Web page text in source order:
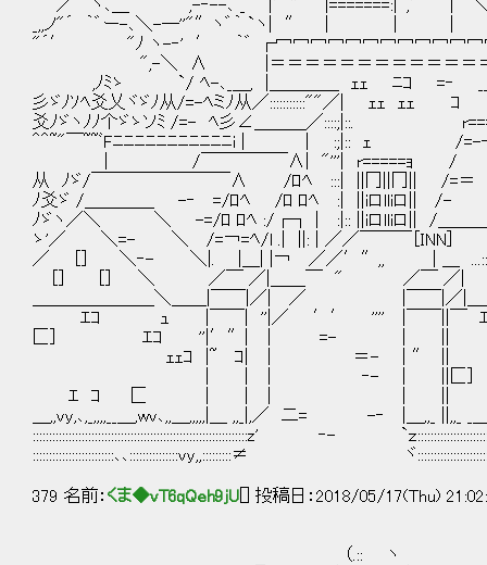
／⌒ヽ､＿ ,-‐--､ _ |′″ |=======:|゛,′ | ＼
_,,ノ"´ ｀゛ー-､＼-─''"″ヽ゛｀ `ヽ| ″ | | | |/＿
"´′ "ﾉ ヽ-‐' ′ ｀゛ ┌冖冖冖冖冖冖冖冖冖冖冖冖冖
",-＼ ∧ |＝＝＝＝＝＝＝＝＝＝＝＝＝＝
,ﾉﾐゝ `/ ﾍ-､_＿, |＿＿＿＿ ｪｪ ﾆｺ =‐
彡ゞﾉｿﾍ爻乂ヾゞﾉ从/=-ﾍミﾉ从／:::::::::::""／| ｪｪ
爻ﾉゞヽﾉﾉ个ゞゝソﾐ /=- ﾍ彡∠＿＿＿／::::;|::.
＾＾~"￣~~ﾞFﾆﾆﾆﾆﾆﾆﾆﾆﾆﾆﾆi | | :;|:: ｪ /
| /￣￣￣￣￣∧| "'''| r=====ｮ /
从 ﾉゞ/￣￣￣￣￣￣￣￣∧ /ﾛﾍ :::| ||冂||冂||
ﾉ爻ゞ /＿＿＿＿ -‐ =/ﾛﾍ /ﾛ ﾛﾍ :| ||iロlliロ||
ﾉゞヽ／＼ ＼ -=/ﾛ ﾛﾍ :/┌┐ | :|:: ||iロlliロ|| /＿＿＿＿
ゝ'／ ＼=- ＼ /=￢=ﾍ/l .| ||: | ／／￣￣￣
／ ［］ ＼‐- ＼|. |＿| |￢ ／／′″,, |
［］ ［］ ＼ ／￣ ／|＿＿￣ " ／￣
＿＿＿＿＿＿＿＼＿＿|￣￣|／| ／ |￣￣|／|＿＿＿
ｴｺ ｭ |￣￣| ''|／ ′′ '''' |￣￣||
匚］ ｴｺ ''|′″| │ =- | ||
ｪｪｺ |~ ｺ| │ ＝- | ″
| | │ ‐- | ||匚］
ｴ ｺ 匚 | | │ | ||
＿,,vy,､,_,,,,__＿,wv､,,＿,,,,,|＿ ,,_|,／ 二= -‐ |＿,,_ ||,,_ _＿
::::::::::::::::::::::::::::::::::::::::::::::::::::::::::::::::::z' ‐- `ｚ
:::::::::::::::::::::::::､､:::::::::::::::vy,,:::::::::≠ ヾ
379 名前： くま◆vT6qQeh9jU [] 投稿日：2018/05/17(Thu)
（.:: ヽ